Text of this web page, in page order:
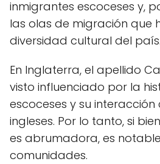
inmigrantes escoceses y,
las olas de migración que
diversidad cultural del país.
En Inglaterra, el apellido
visto influenciado por la
escoceses y su
ingleses. Por lo tanto, si
es abrumadora, es
comunidades.